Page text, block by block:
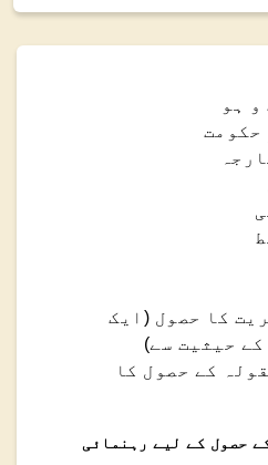
و ہو
حکومت
کا حصول (ایک
حیثیت سے)
کے حصول کا
حصول کے لیے رہنمائی